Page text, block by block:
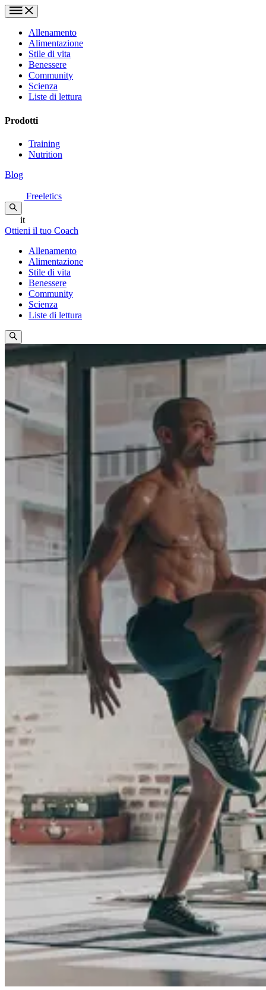
Allenamento
Alimentazione
Stile di vita
Benessere
Community
Scienza
Liste di lettura
Prodotti
Training
Nutrition
Blog
Freeletics
it
Ottieni il tuo Coach
Allenamento
Alimentazione
Stile di vita
Benessere
Community
Scienza
Liste di lettura